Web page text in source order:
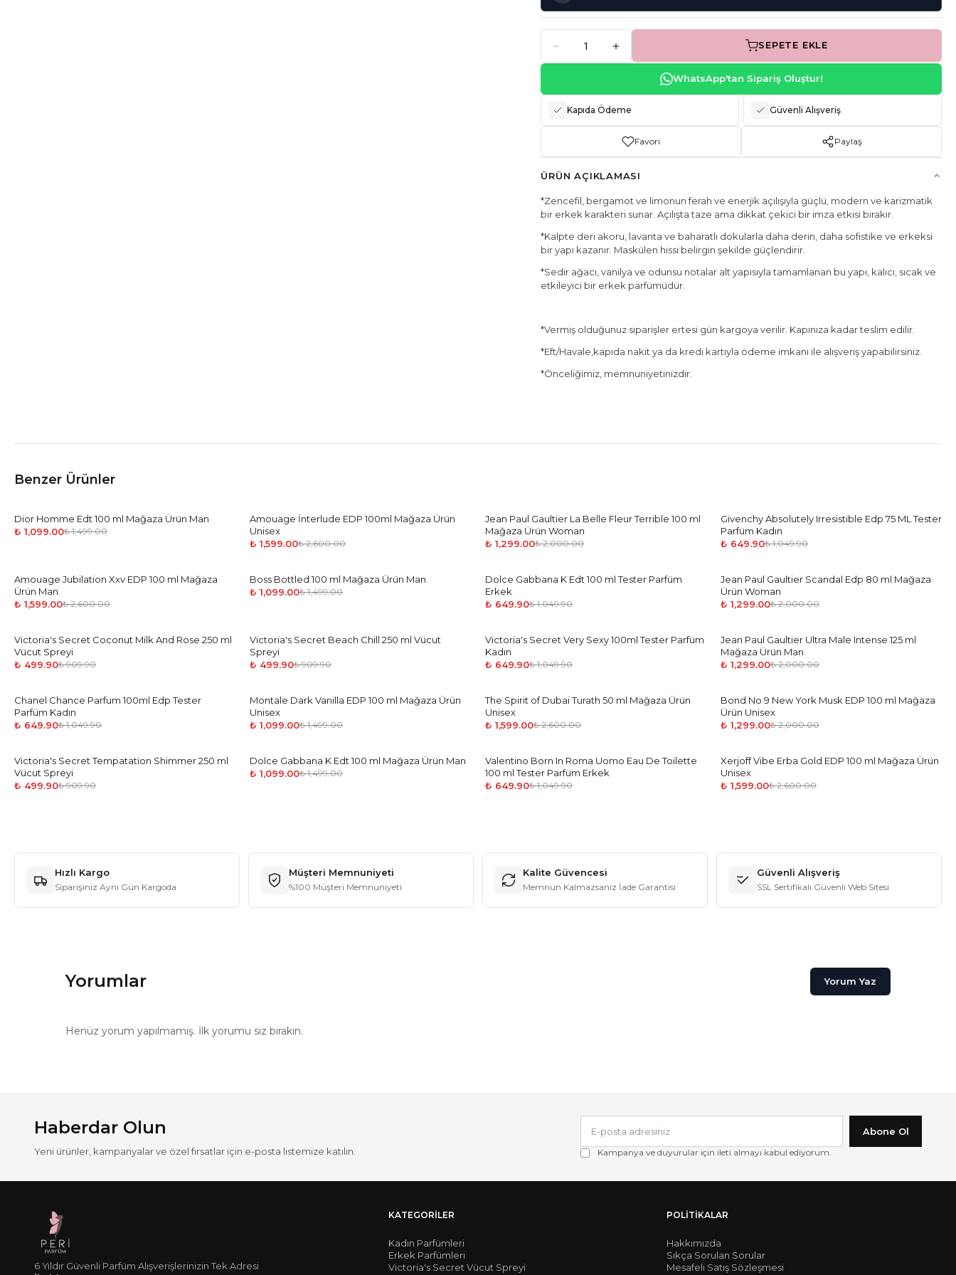
SEPETE EKLE
WhatsApp'tan Sipariş Oluştur!
Kapıda Ödeme Güvenli Alışveriş
Favori Paylaş
ÜRÜN AÇIKLAMASI
*Zencefil, bergamot ve limonun ferah ve enerjik açılışıyla güçlü, modern ve karizmatik
bir erkek karakteri sunar. Açılışta taze ama dikkat çekici bir imza etkisi bırakır.
*Kalpte deri akoru, lavanta ve baharatlı dokularla daha derin, daha sofistike ve erkeksi
bir yapı kazanır. Maskülen hissi belirgin şekilde güçlendirir.
*Sedir ağacı, vanilya ve odunsu notalar alt yapısıyla tamamlanan bu yapı, kalıcı, sıcak ve
etkileyici bir erkek parfümüdür.
*Vermiş olduğunuz siparişler ertesi gün kargoya verilir. Kapınıza kadar teslim edilir.
*Eft/Havale,kapıda nakit ya da kredi kartıyla ödeme imkanı ile alışveriş yapabilirsiniz.
*Önceliğimiz, memnuniyetinizdir.
Benzer Ürünler
-27%
Dior Homme Edt 100 ml Mağaza Ürün Man
₺ 1,099.00₺ 1,499.00
-39 %
Amouage İnterlude EDP 100ml Mağaza Ürün
Unisex
₺ 1,599.00₺ 2,600.00
-35%
Jean Paul Gaultier La Belle Fleur Terrible 100 ml
Mağaza Ürün Woman
₺ 1,299.00₺ 2,000.00
-38%
Givenchy Absolutely Irresistible Edp 75 ML Tester
Parfüm Kadın
₺ 649.90₺ 1,049.90
-39 %
Amouage Jubilation Xxv EDP 100 ml Mağaza
Ürün Man
₺ 1,599.00₺ 2,600.00
-27%
Boss Bottled 100 ml Mağaza Ürün Man
₺ 1,099.00₺ 1,499.00
-38%
Dolce Gabbana K Edt 100 ml Tester Parfüm
Erkek
₺ 649.90₺ 1,049.90
-35%
Jean Paul Gaultier Scandal Edp 80 ml Mağaza
Ürün Woman
₺ 1,299.00₺ 2,000.00
-45%
Victoria's Secret Coconut Milk And Rose 250 ml
Vücut Spreyi
₺ 499.90₺ 909.90
-45%
Victoria's Secret Beach Chill 250 ml Vücut
Spreyi
₺ 499.90₺ 909.90
-38%
Victoria's Secret Very Sexy 100ml Tester Parfüm
Kadın
₺ 649.90₺ 1,049.90
-35%
Jean Paul Gaultier Ultra Male Intense 125 ml
Mağaza Ürün Man
₺ 1,299.00₺ 2,000.00
-38%
Chanel Chance Parfum 100ml Edp Tester
Parfüm Kadın
₺ 649.90₺ 1,049.90
-27%
Montale Dark Vanilla EDP 100 ml Mağaza Ürün
Unisex
₺ 1,099.00₺ 1,499.00
-39%
The Spirit of Dubai Turath 50 ml Mağaza Ürün
Unisex
₺ 1,599.00₺ 2,600.00
-35 %
Bond No 9 New York Musk EDP 100 ml Mağaza
Ürün Unisex
₺ 1,299.00₺ 2,000.00
-45%
Victoria's Secret Tempatation Shimmer 250 ml
Vücut Spreyi
₺ 499.90₺ 909.90
-27%
Dolce Gabbana K Edt 100 ml Mağaza Ürün Man
₺ 1,099.00₺ 1,499.00
-38%
Valentino Born In Roma Uomo Eau De Toilette
100 ml Tester Parfüm Erkek
₺ 649.90₺ 1,049.90
-39%
Xerjoff Vibe Erba Gold EDP 100 ml Mağaza Ürün
Unisex
₺ 1,599.00₺ 2,600.00
Hızlı Kargo
Siparişiniz Aynı Gün Kargoda
Müşteri Memnuniyeti
%100 Müşteri Memnuniyeti
Kalite Güvencesi
Memnun Kalmazsanız İade Garantisi
Güvenli Alışveriş
SSL Sertifikalı Güvenli Web Sitesi
Yorumlar Yorum Yaz
Henüz yorum yapılmamış. İlk yorumu siz bırakın.
Haberdar Olun
Yeni ürünler, kampanyalar ve özel fırsatlar için e-posta listemize katılın.
Abone Ol
Kampanya ve duyurular için ileti almayı kabul ediyorum.
6 Yıldır Güvenli Parfüm Alışverişlerinizin Tek Adresi
KATEGORILER
Kadın Parfümleri
Erkek Parfümleri
Victoria's Secret Vücut Spreyi
POLITIKALAR
Hakkımızda
Sıkça Sorulan Sorular
Mesafeli Satış Sözleşmesi